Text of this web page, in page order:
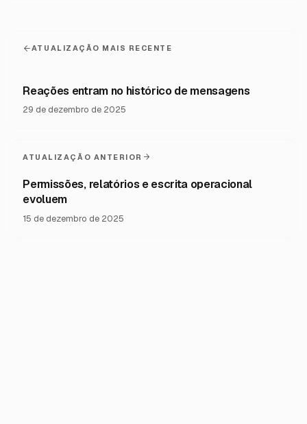
ATUALIZAÇÃO MAIS RECENTE
Reações entram no histórico de mensagens
29 de dezembro de 2025
ATUALIZAÇÃO ANTERIOR
Permissões, relatórios e escrita operacional
evoluem
15 de dezembro de 2025